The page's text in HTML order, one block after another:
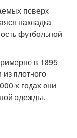
поверх
накладка
футбольной
в 1895
плотного
х годах они
одежды.